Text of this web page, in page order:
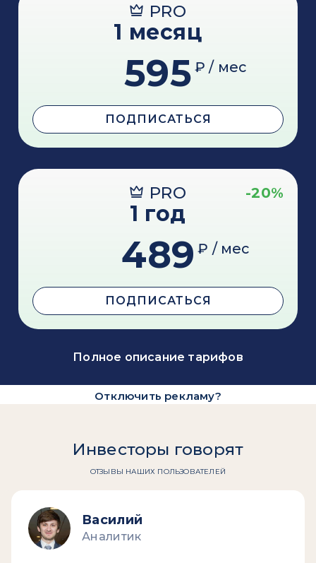
PRO
1 месяц
595 ₽ / мес
ПОДПИСАТЬСЯ
PRO -20%
1 год
489 ₽ / мес
ПОДПИСАТЬСЯ
Полное описание тарифов
Отключить рекламу?
Инвесторы говорят
ОТЗЫВЫ НАШИХ ПОЛЬЗОВАТЕЛЕЙ
Василий
Аналитик